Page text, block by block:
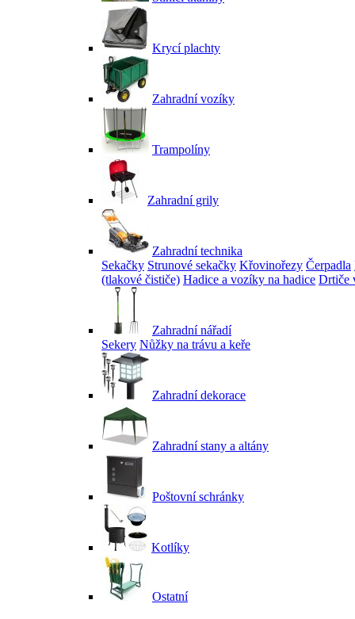
Krycí plachty
Zahradní vozíky
Trampolíny
Zahradní grily
Zahradní technika
Sekačky Strunové sekačky Křovinořezy Čerpadla
(tlakové čističe) Hadice a vozíky na hadice Drtiče
Zahradní nářadí
Sekery Nůžky na trávu a keře
Zahradní dekorace
Zahradní stany a altány
Poštovní schránky
Kotlíky
Ostatní